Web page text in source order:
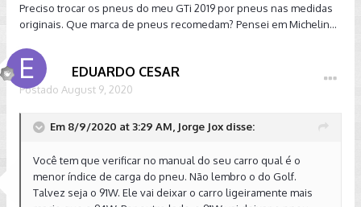
Preciso trocar os pneus do meu GTi 2019 por pneus nas medidas
originais. Que marca de pneus recomedam? Pensei em Michelin...
EDUARDO CESAR
Postado August 9, 2020
Em 8/9/2020 at 3:29 AM, Jorge Jox disse:
Você tem que verificar no manual do seu carro qual é o
menor índice de carga do pneu. Não lembro o do Golf.
Talvez seja o 91W. Ele vai deixar o carro ligeiramente mais